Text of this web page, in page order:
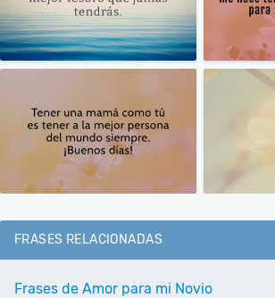
FRASES RELACIONADAS
Frases de Amor para mi Novio